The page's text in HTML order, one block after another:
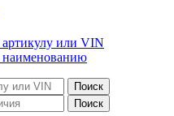
или VIN
Поиск
Поиск